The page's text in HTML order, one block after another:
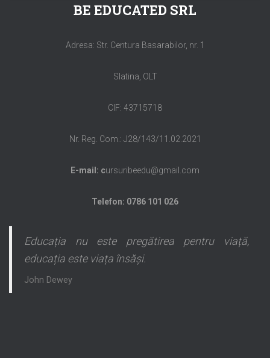
BE EDUCATED SRL
Adresa: Str. Centura Basarabilor, nr. 1
Slatina, OLT
CIF: 43715718
Nr. Reg. Com.: J28/143/11.02.2021
E-mail: cursuribeedu@gmail.com
Telefon: 0786 101 026
Educația nu este pregătirea pentru viață,
educația este viața însăși.
John Dewey